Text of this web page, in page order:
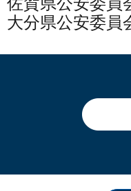
大分県公安委員